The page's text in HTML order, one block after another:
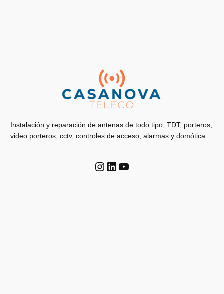
Instalación y reparación de antenas de todo tipo, TDT, porteros,
video porteros, cctv, controles de acceso, alarmas y domótica
Instagram
LinkedIn
YouTube